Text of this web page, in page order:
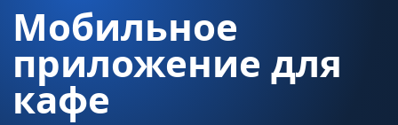
Мобильное
приложение для
кафе